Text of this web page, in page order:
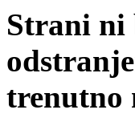
Strani ni
trenutno